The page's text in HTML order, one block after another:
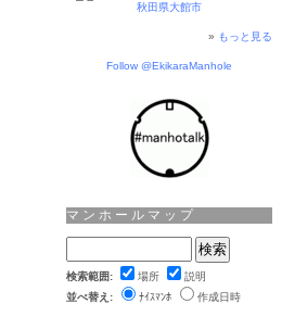
秋田県大館市
» もっと見る
Follow @EkikaraManhole
マンホールマップ
検索範囲: 場所
説明
並べ替え:
ﾅｲｽﾏﾝﾎ 作成日時